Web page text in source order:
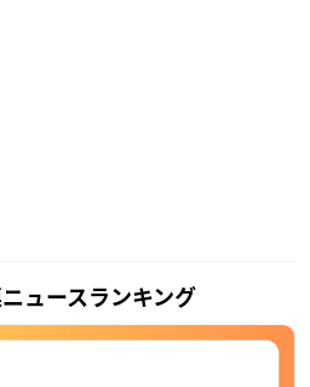
ュースランキング